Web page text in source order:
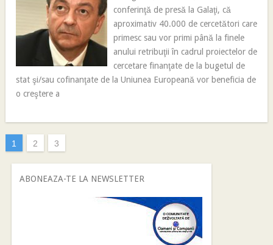
conferinţă de presă la Galaţi, că
aproximativ 40.000 de cercetători care
primesc sau vor primi până la finele
anului retribuţii în cadrul proiectelor de
cercetare finanţate de la bugetul de
stat şi/sau cofinanţate de la Uniunea Europeană vor beneficia de
o creştere a
1 2 3
ABONEAZA-TE LA NEWSLETTER